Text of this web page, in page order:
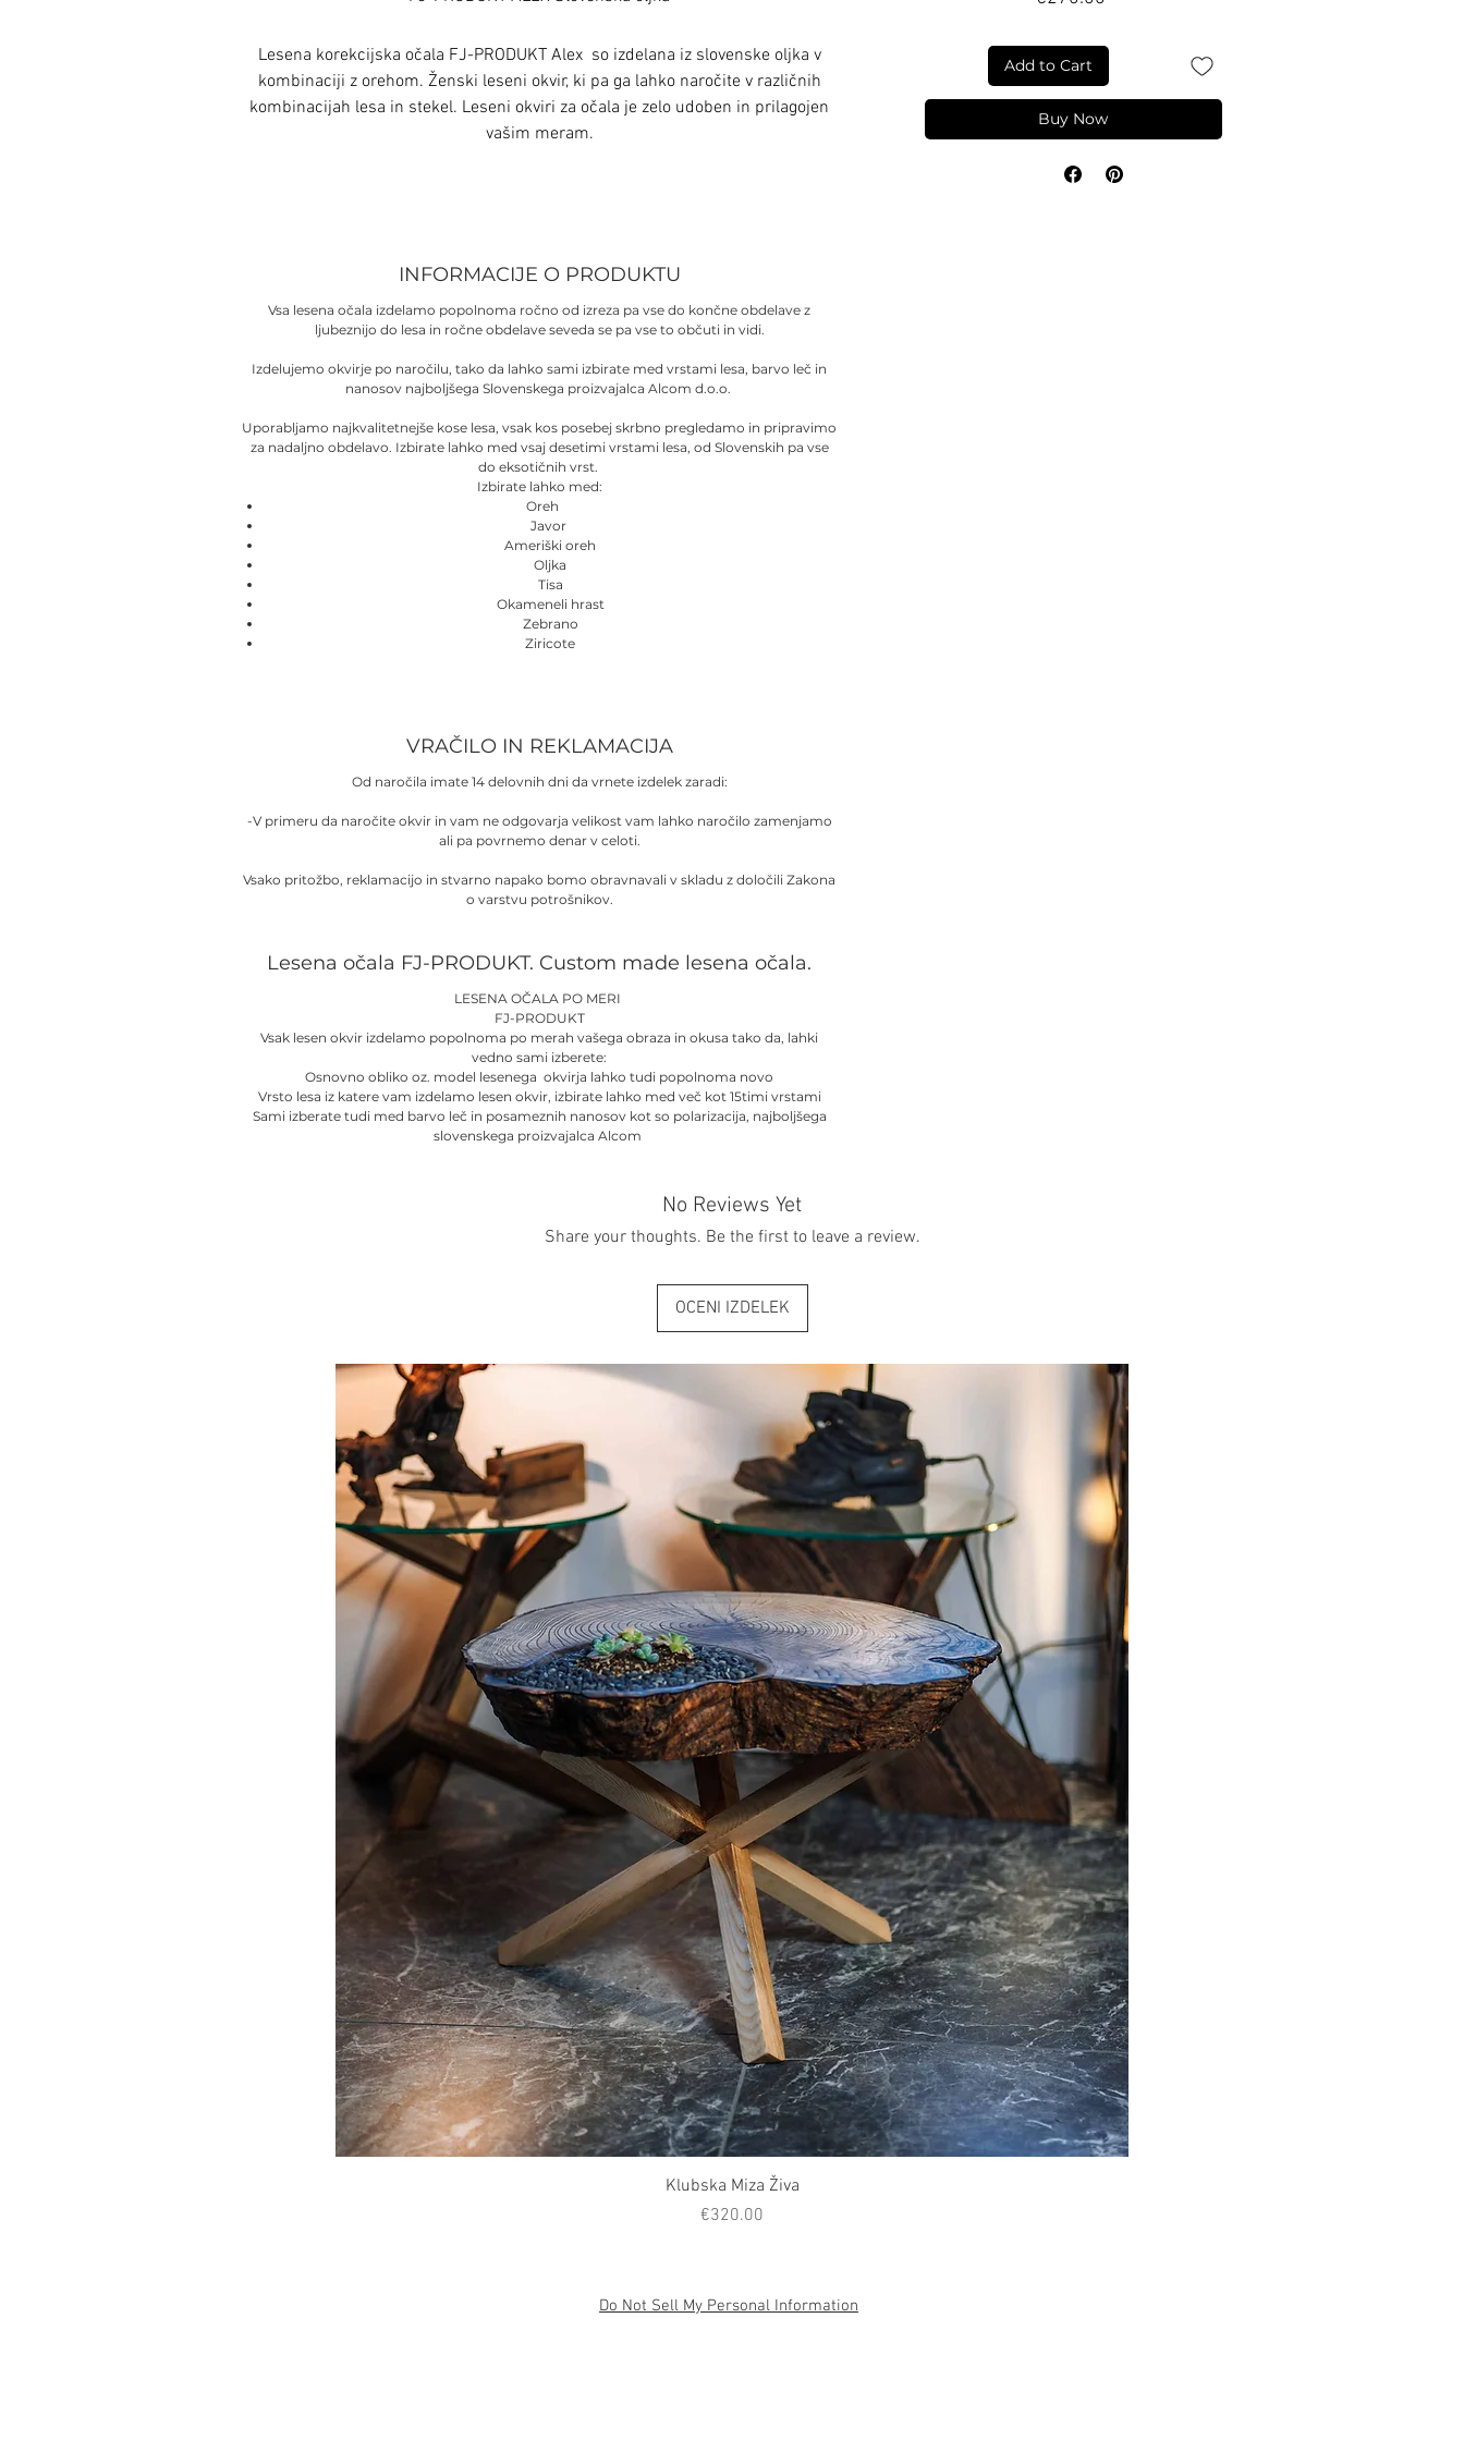
Lesena korekcijska očala FJ-PRODUKT Alex so izdelana iz slovenske oljka v
kombinaciji z orehom. Ženski leseni okvir, ki pa ga lahko naročite v različnih
kombinacijah lesa in stekel. Leseni okviri za očala je zelo udoben in prilagojen
vašim meram.
INFORMACIJE O PRODUKTU
Vsa lesena očala izdelamo popolnoma ročno od izreza pa vse do končne obdelave z
ljubeznijo do lesa in ročne obdelave seveda se pa vse to občuti in vidi.
Izdelujemo okvirje po naročilu, tako da lahko sami izbirate med vrstami lesa, barvo leč in
nanosov najboljšega Slovenskega proizvajalca Alcom d.o.o.
Uporabljamo najkvalitetnejše kose lesa, vsak kos posebej skrbno pregledamo in pripravimo
za nadaljno obdelavo. Izbirate lahko med vsaj desetimi vrstami lesa, od Slovenskih pa vse
do eksotičnih vrst.
Izbirate lahko med:
Oreh
Javor
Ameriški oreh
Oljka
Tisa
Okameneli hrast
Zebrano
Ziricote
VRAČILO IN REKLAMACIJA
Od naročila imate 14 delovnih dni da vrnete izdelek zaradi:
-V primeru da naročite okvir in vam ne odgovarja velikost vam lahko naročilo zamenjamo
ali pa povrnemo denar v celoti.
Vsako pritožbo, reklamacijo in stvarno napako bomo obravnavali v skladu z določili Zakona
o varstvu potrošnikov.
Lesena očala FJ-PRODUKT. Custom made lesena očala.
LESENA OČALA PO MERI
FJ-PRODUKT
Vsak lesen okvir izdelamo popolnoma po merah vašega obraza in okusa tako da, lahki
vedno sami izberete:
Osnovno obliko oz. model lesenega okvirja lahko tudi popolnoma novo
Vrsto lesa iz katere vam izdelamo lesen okvir, izbirate lahko med več kot 15timi vrstami
Sami izberate tudi med barvo leč in posameznih nanosov kot so polarizacija, najboljšega
slovenskega proizvajalca Alcom
Add to Cart
Buy Now
No Reviews Yet
Share your thoughts. Be the first to leave a review.
OCENI IZDELEK
Quick View
Klubska Miza Živa
Price
€320.00
Do Not Sell My Personal Information